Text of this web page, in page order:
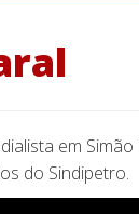
em
do Sindipetro.